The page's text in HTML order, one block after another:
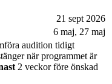
21 sept 2026
6 maj, 27 maj
audition tidigt
när programmet är
2 veckor före önskad